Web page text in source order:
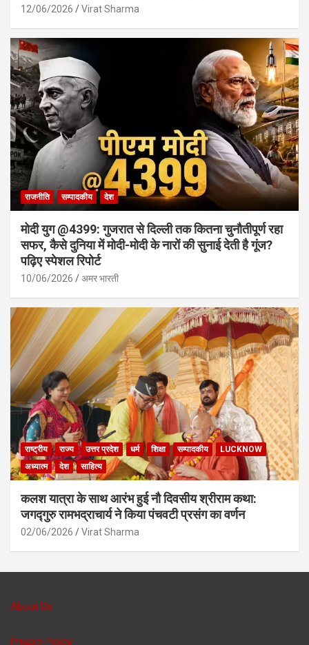
12/06/2026 Virat Sharma
राजनीति सम्पादकीय देश
मोदी युग @4399: गुजरात से दिल्ली तक कितना चुनौतीपूर्ण रहा
सफर, कैसे दुनिया में मोदी-मोदी के नारों की सुनाई देती है गूंज?
पढ़िए स्पेशल रिपोर्ट
10/06/2026 अमर भारती
राष्ट्रीय राज्य उत्तर प्रदेश धर्म शिक्षा सम्पादकीय
LUCKNOW
अध्यात्म
देश साहित्य
कलश यात्रा के साथ आरंभ हुई नौ दिवसीय श्रीराम कथा:
जगद्गुरु रामभद्राचार्य ने किया पंचवटी प्रसंग का वर्णन
02/06/2026 Virat Sharma
About Us
Privacy Policy